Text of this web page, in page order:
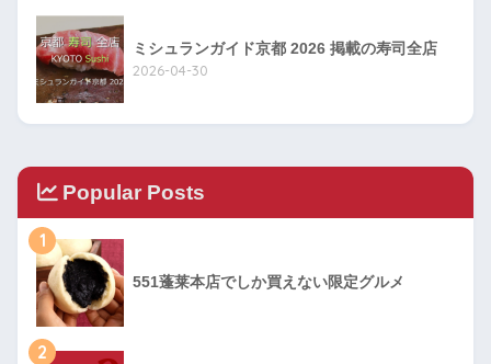
ミシュランガイド京都 2026 掲載の寿司全店
2026-04-30
Popular Posts
1
551蓬莱本店でしか買えない限定グルメ
2